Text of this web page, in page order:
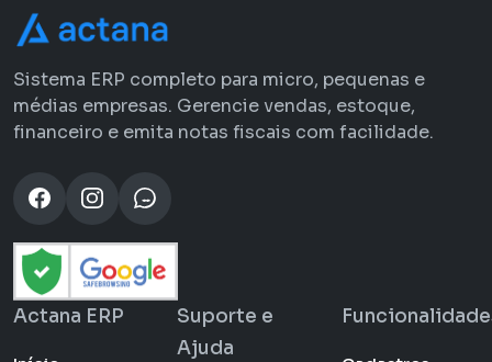
Sistema ERP completo para micro, pequenas e
médias empresas. Gerencie vendas, estoque,
financeiro e emita notas fiscais com facilidade.
Actana ERP
Suporte e
Ajuda